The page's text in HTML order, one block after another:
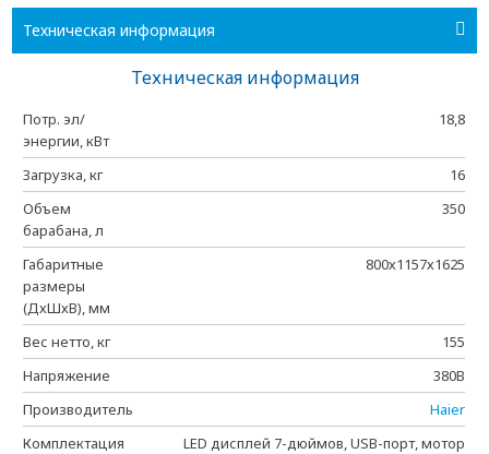
Техническая информация
Техническая информация
Потр. эл/
энергии, кВт
18,8
Загрузка, кг
16
Объем
барабана, л
350
Габаритные
размеры
(ДхШхВ), мм
800х1157х1625
Вес нетто, кг
155
Напряжение
380В
Производитель
Haier
Комплектация
LED дисплей 7-дюймов, USB-порт, мотор